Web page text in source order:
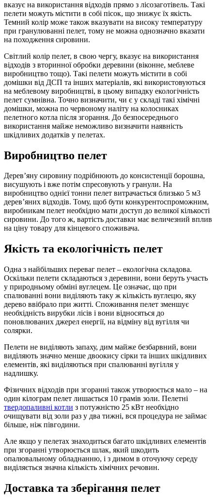
вказує на використання відходів прямо з лісозаготівель. Такі
пелети можуть містити в собі пісок, що знижує їх якість.
Темний колір може також вказувати на високу температуру
при гранулюванні пелет, тому не можна однозначно вказати
на походження сировини.
Світлий колір пелет, в свою чергу, вказує на використання
відходів з вторинної обробки деревини (віконне, меблеве
виробництво тощо). Такі пелети можуть містити в собі
домішки від ДСП та інших матеріалів, які використовуються
на меблевому виробництві, в цьому випадку екологічність
пелет сумнівна. Точно визначити, чи є у складі такі хімічні
домішки, можна по червоному наліту на колосниках
пелетного котла після згорання. До безпосереднього
використання майже неможливо визначити наявність
шкідливих додатків у пелетах.
Виробництво пелет
Дерев’яну сировину подрібнюють до консистенції борошна,
висушують і вже потім спресовують у гранули. На
виробництво однієї тонни пелет витрачається близько 5 м3
дерев’яних відходів. Тому, щоб бути конкурентоспроможним,
виробникам пелет необхідно мати доступ до великої кількості
сировини. До того ж, вартість доставки має величезний вплив
на ціну товару для кінцевого споживача.
Якість та екологічність пелет
Одна з найбільших переваг пелет – екологічна складова.
Оскільки пелети складаються з деревини, вони беруть участь
у природньому обміні вуглецем. Це означає, що при
спалюванні вони виділяють таку ж кількість вуглецю, яку
дерево ввібрало при житті. Споживання пелет зменшує
необхідність вирубки лісів і вони відносяться до
поновлюваних джерел енергії, на відміну від вугілля чи
солярки.
Пелети не виділяють запаху, дим майже безбарвний, вони
виділяють значно менше двоокису сірки та інших шкідливих
елементів, які виділяються при спалюванні вугілля у
надлишку.
Фізичних відходів при згоранні також утворюється мало – на
один кілограм пелет лишається 10 грамів золи. Пелетні
твердопаливні котли з потужністю 25 кВт необхідно
очищувати від золи раз у два тижні, вся процедура не займає
більше, ніж півгодини.
Але якщо у пелетах знаходиться багато шкідливих елементів
при згоранні утворюється шлак, який шкодить
опалювальному обладнанню, і з димом в оточуючу середу
виділяється значна кількість хімічних речовин.
Доставка та зберігання пелет